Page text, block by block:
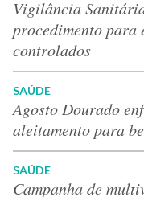
Vigilância
procedimento para
controlados
SAÚDE
Agosto Dourado
aleitamento para
SAÚDE
Campanha de